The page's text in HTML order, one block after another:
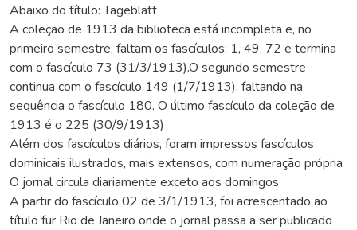
Abaixo do título: Tageblatt
A coleção de 1913 da biblioteca está incompleta e, no
primeiro semestre, faltam os fascículos: 1, 49, 72 e termina
com o fascículo 73 (31/3/1913).O segundo semestre
continua com o fascículo 149 (1/7/1913), faltando na
sequência o fascículo 180. O último fascículo da coleção de
1913 é o 225 (30/9/1913)
Além dos fascículos diários, foram impressos fascículos
dominicais ilustrados, mais extensos, com numeração própria
O jornal circula diariamente exceto aos domingos
A partir do fascículo 02 de 3/1/1913, foi acrescentado ao
título für Rio de Janeiro onde o jornal passa a ser publicado